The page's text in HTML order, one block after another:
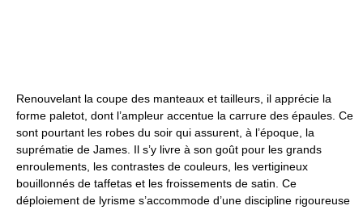
Renouvelant la coupe des manteaux et tailleurs, il apprécie la
forme paletot, dont l’ampleur accentue la carrure des épaules. Ce
sont pourtant les robes du soir qui assurent, à l’époque, la
suprématie de James. Il s’y livre à son goût pour les grands
enroulements, les contrastes de couleurs, les vertigineux
bouillonnés de taffetas et les froissements de satin. Ce
déploiement de lyrisme s’accommode d’une discipline rigoureuse